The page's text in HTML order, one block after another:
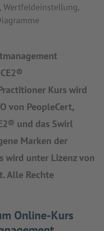
Wertfeldeinstellung,
Kurs wird
von PeopleCert,
und das Swirl
Marken der
wird unter Lizenz von
Alle Rechte
Online-Kurs